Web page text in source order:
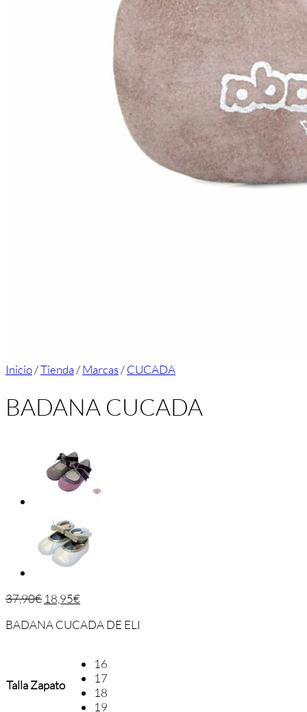
Inicio/Tienda/Marcas/CUCADA
BADANA CUCADA
37,90€ 18,95€
BADANA CUCADA DE ELI
Talla Zapato
16
17
18
19